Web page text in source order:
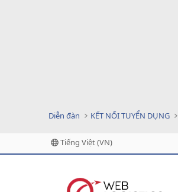
Diễn đàn KẾT NỐI TUYỂN DỤNG
Tiếng Việt (VN)